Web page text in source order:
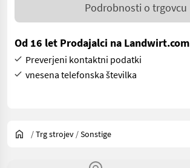
Podrobnosti o trgovcu
Od 16 let Prodajalci na Landwirt.com
Preverjeni kontaktni podatki
vnesena telefonska številka
/Trg strojev /Sonstige